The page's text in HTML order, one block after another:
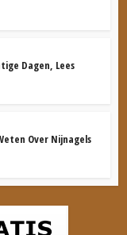
Dagen, Lees
Over Nijnagels